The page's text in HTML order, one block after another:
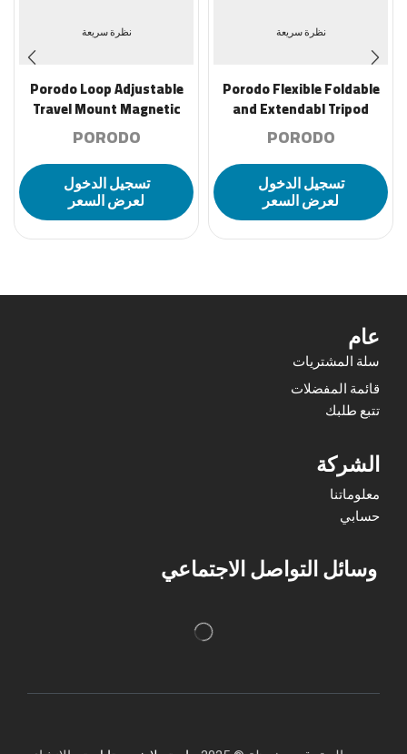
نظرة سريعة
Porodo Flexible Foldable
and Extendabl Tripod
Stand – Black
PORODO
تسجيل الدخول
لعرض السعر
نظرة سريعة
Porodo Loop Adjustable
Travel Mount Magnetic
Phone Holder – Black
PORODO
تسجيل الدخول
لعرض السعر
عام
سلة المشتريات
قائمة المفضلات
تتبع طلبك
الشركة
معلوماتنا
حسابي
وسائل التواصل الاجتماعي